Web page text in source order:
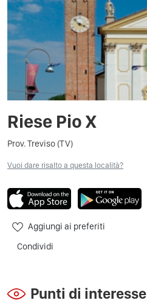
Riese Pio X
Prov. Treviso (TV)
Vuoi dare risalto a questa località?
Aggiungi ai preferiti
Condividi
Punti di interesse